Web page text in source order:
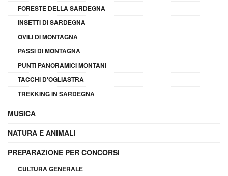
FORESTE DELLA SARDEGNA
INSETTI DI SARDEGNA
OVILI DI MONTAGNA
PASSI DI MONTAGNA
PUNTI PANORAMICI MONTANI
TACCHI D'OGLIASTRA
TREKKING IN SARDEGNA
MUSICA
NATURA E ANIMALI
PREPARAZIONE PER CONCORSI
CULTURA GENERALE